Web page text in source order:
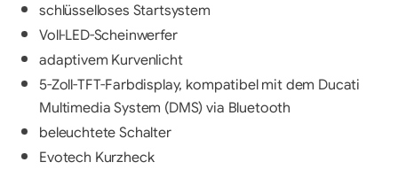
schlüsselloses Startsystem
Voll-LED-Scheinwerfer
adaptivem Kurvenlicht
5-Zoll-TFT-Farbdisplay, kompatibel mit dem Ducati
Multimedia System (DMS) via Bluetooth
beleuchtete Schalter
Evotech Kurzheck